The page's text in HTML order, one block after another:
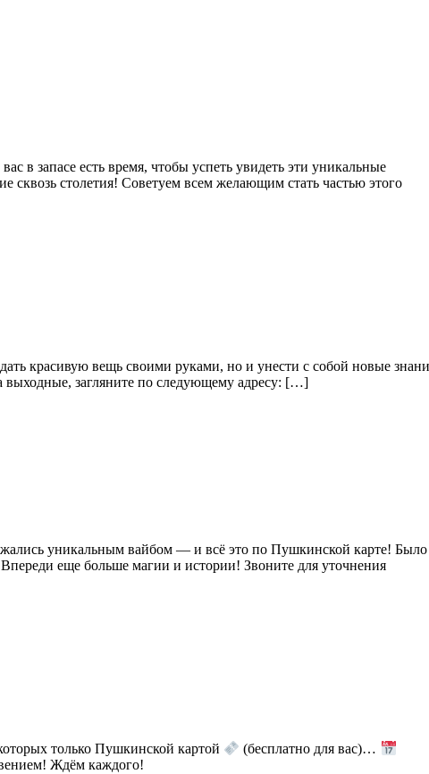
в запасе есть время, чтобы успеть увидеть эти уникальные
сквозь столетия! Советуем всем желающим стать частью этого
красивую вещь своими руками, но и унести с собой новые
выходные, загляните по следующему адресу: […]
уникальным вайбом — и всё это по Пушкинской карте! Было
еще больше магии и истории! Звоните для уточнения
только Пушкинской картой
(бесплатно для вас)…
Ждём каждого!